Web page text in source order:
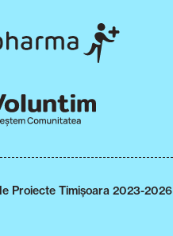
Proiecte Timișoara 2023-2026